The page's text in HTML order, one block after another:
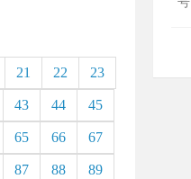
21 22 23
43 44 45
65 66 67
87 88 89